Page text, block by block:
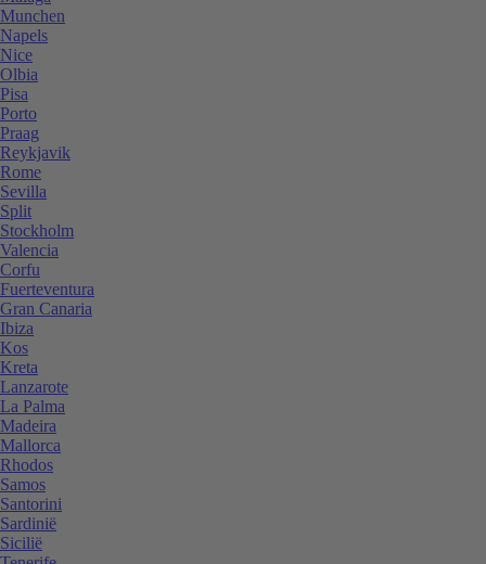
Munchen
Napels
Nice
Olbia
Pisa
Porto
Praag
Reykjavik
Rome
Sevilla
Split
Stockholm
Valencia
Corfu
Fuerteventura
Gran Canaria
Ibiza
Kos
Kreta
Lanzarote
La Palma
Madeira
Mallorca
Rhodos
Samos
Santorini
Sardinië
Sicilië